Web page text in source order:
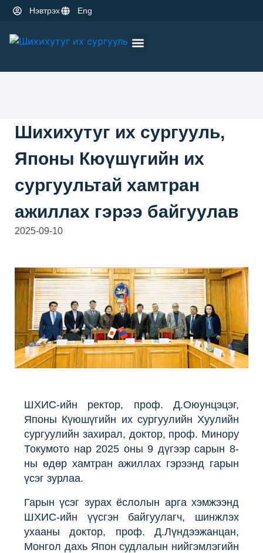
Нэвтрэх Eng
Шихихутуг их сургууль,
Японы Кюүшүгийн их
сургуультай хамтран
ажиллах гэрээ байгуулав
2025-09-10
ШХИС-ийн ректор, проф. Д.Оюунцэцэг,
Японы Күюшүгийн их сургуулийн Хуулийн
сургуулийн захирал, доктор, проф. Минору
Токумото нар 2025 оны 9 дүгээр сарын 8-
ны өдөр хамтран ажиллах гэрээнд гарын
үсэг зурлаа.
Гарын үсэг зурах ёслолын арга хэмжээнд
ШХИС-ийн үүсгэн байгуулагч, шинжлэх
ухааны доктор, проф. Д.Лүндээжанцан,
Монгол дахь Япон судлалын нийгэмлэгийн